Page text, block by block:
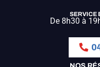
SERVICE
De 8h30 à